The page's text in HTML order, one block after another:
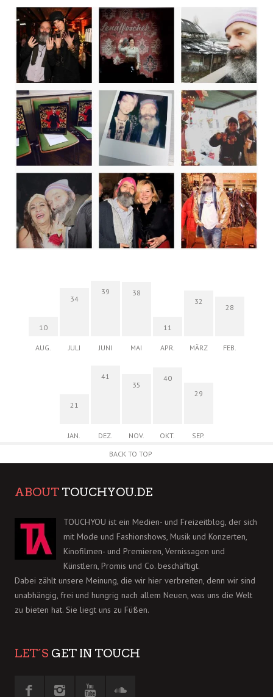
10
AUG.
34
JULI
39
JUNI
38
MAI
11
APR.
32
MÄRZ
28
FEB.
21
JAN.
41
DEZ.
35
NOV.
40
OKT.
29
SEP.
BACK TO TOP
ABOUT TOUCHYOU.DE
TOUCHYOU ist ein Medien- und Freizeitblog, der sich
mit Mode und Fashionshows, Musik und Konzerten,
Kinofilmen- und Premieren, Vernissagen und
Künstlern, Promis und Co. beschäftigt.
Dabei zählt unsere Meinung, die wir hier verbreiten, denn wir sind
unabhängig, frei und hungrig nach allem Neuen, was uns die Welt
zu bieten hat. Sie liegt uns zu Füßen.
LET´S GET IN TOUCH